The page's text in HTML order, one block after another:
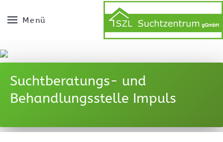
Menü
Suchtberatungs- und
Behandlungsstelle Impuls